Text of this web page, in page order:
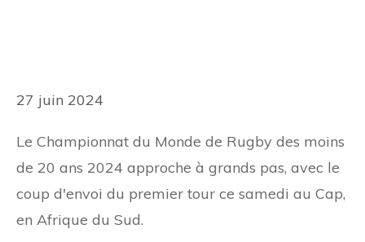
27 juin 2024
Le Championnat du Monde de Rugby des moins
de 20 ans 2024 approche à grands pas, avec le
coup d'envoi du premier tour ce samedi au Cap,
en Afrique du Sud.